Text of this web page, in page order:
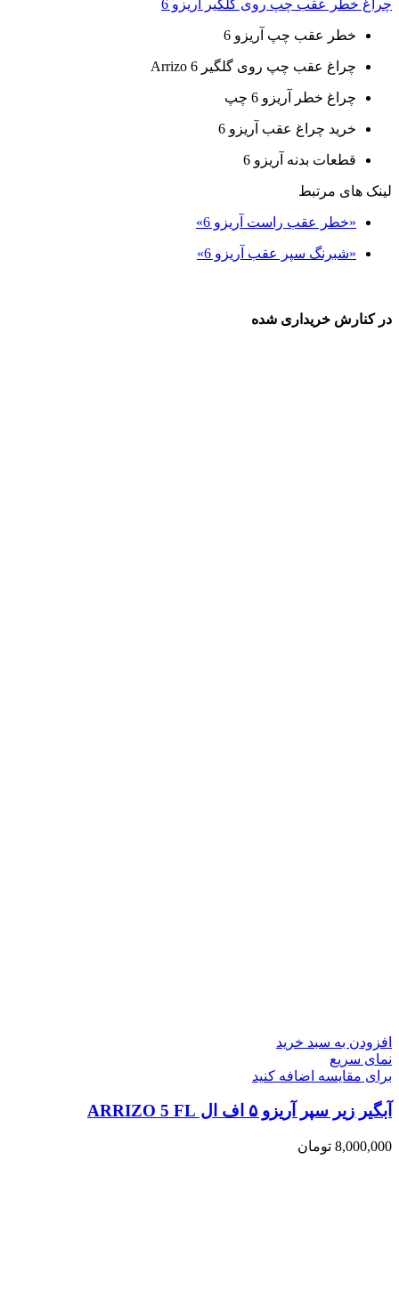
چراغ خطر عقب چپ روی گلگیر آریزو 6
خطر عقب چپ آریزو 6
چراغ عقب چپ روی گلگیر Arrizo 6
چراغ خطر آریزو 6 چپ
خرید چراغ عقب آریزو 6
قطعات بدنه آریزو 6
لینک های مرتبط
«خطر عقب راست آریزو 6»
«شبرنگ سپر عقب آریزو 6»
در کنارش خریداری شده
افزودن به سبد خرید
نمای سریع
برای مقایسه اضافه کنید
آبگیر زیر سپر آریزو ۵ اف ال ARRIZO 5 FL
8,000,000 تومان